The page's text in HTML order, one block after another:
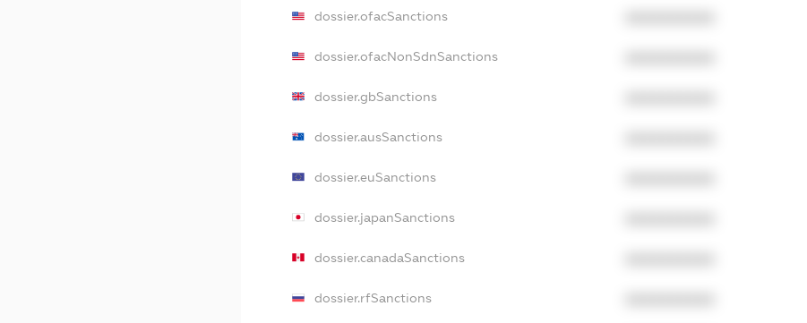
dossier.ofacSanctions
dossier.ofacNonSdnSanctions
dossier.gbSanctions
dossier.ausSanctions
dossier.euSanctions
dossier.japanSanctions
dossier.canadaSanctions
dossier.rfSanctions